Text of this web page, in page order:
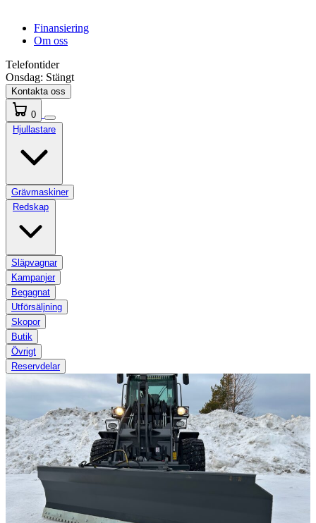
Finansiering
Om oss
Telefontider
Onsdag: Stängt
Kontakta oss
0
Hjullastare
Grävmaskiner
Redskap
Släpvagnar
Kampanjer
Begagnat
Utförsäljning
Skopor
Butik
Övrigt
Reservdelar